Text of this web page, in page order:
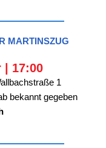
MARTINSZUG
| 17:00
1
bekannt gegeben